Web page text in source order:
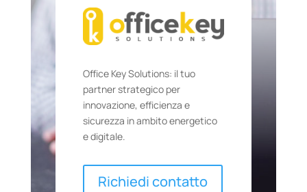
Office Key Solutions: il tuo
partner strategico per
innovazione, efficienza e
sicurezza in ambito energetico
e digitale.
Richiedi contatto